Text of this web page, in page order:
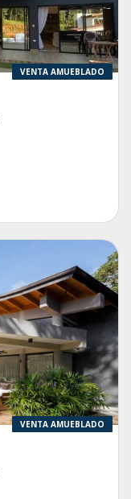
VENTA AMUEBLADO
VENTA AMUEBLADO